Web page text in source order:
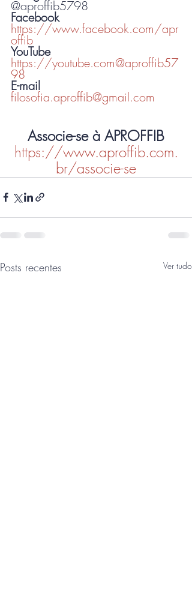
@aproffib5798
Facebook
https://www.facebook.com/apr
offib
YouTube
https://youtube.com@aproffib57
98
E-mail
filosofia.aproffib@gmail.com
Associe-se à APROFFIB
https://www.aproffib.com.
br/associe-se
Posts recentes Ver tudo